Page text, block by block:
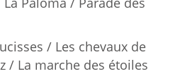
/ Les chevaux de
/ La marche des étoiles